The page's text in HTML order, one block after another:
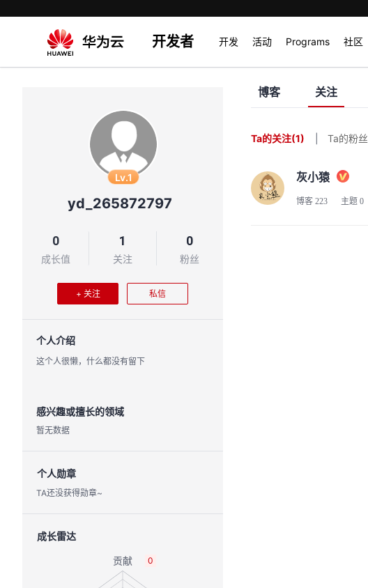
开发者 开发 活动 Programs 社区
Lv.1
yd_265872797
0
成长值
1
关注
0
粉丝
+ 关注 私信
个人介绍
这个人很懒，什么都没有留下
感兴趣或擅长的领域
暂无数据
个人勋章
TA还没获得勋章~
成长雷达
0
博客 关注
Ta的关注(1) Ta的粉丝
灰小猿
博客 223 主题 0